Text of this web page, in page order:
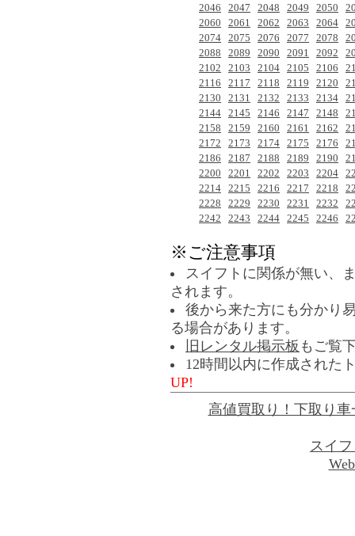
2046
2047 2048 2049 2050
2060
2061 2062 2063 2064
2074 2075 2076 2077 2078
2088
2089 2090 2091 2092
2102
2103 2104 2105 2106
2116
2117 2118 2119 2120
2130
2131 2132 2133 2134
2144 2145 2146 2147 2148
2158
2159 2160 2161 2162
2172
2173 2174 2175 2176
2186
2187 2188 2189 2190
2200
2201 2202 2203 2204
2214 2215 2216 2217 2218
2228
2229 2230 2231 2232
2242
2243 2244 2245 2246
※ご注意事項
スイフトに関係が無い、
されます。
後から来た方にも分かり
る場合があります。
旧レンタル掲示板 もご覧
12時間以内に作成された
UP!
高値買取り！下取り車
スイ